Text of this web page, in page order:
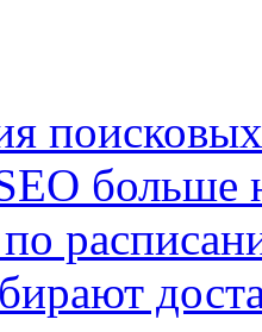
больше